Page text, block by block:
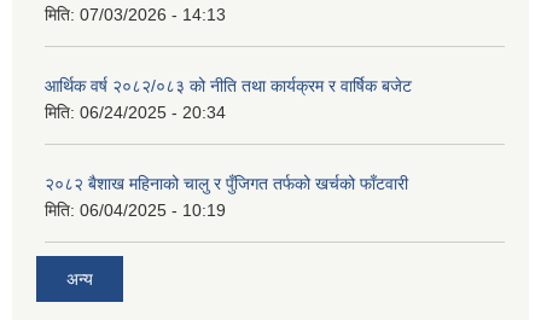
मिति: 07/03/2026 - 14:13
आर्थिक वर्ष २०८२/०८३ को नीति तथा कार्यक्रम र वार्षिक बजेट
मिति: 06/24/2025 - 20:34
२०८२ बैशाख महिनाको चालु र पुँजिगत तर्फको खर्चको फाँटवारी
मिति: 06/04/2025 - 10:19
अन्य